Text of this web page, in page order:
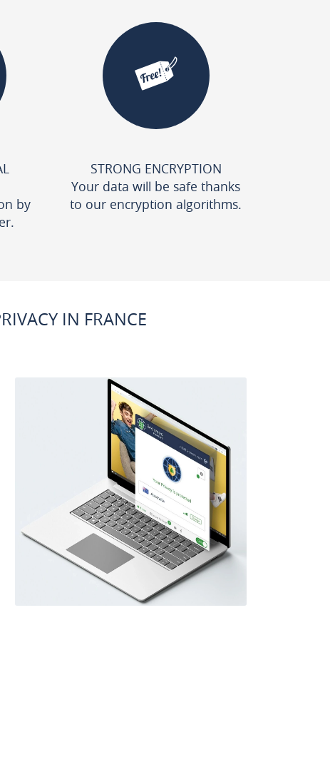
by
STRONG ENCRYPTION
Your data will be safe thanks
to our encryption algorithms.
IN FRANCE